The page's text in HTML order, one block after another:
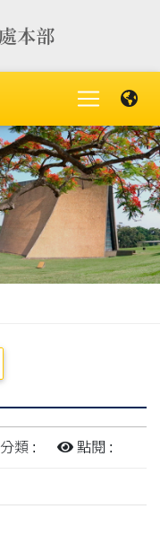
分類 : 點閱 :